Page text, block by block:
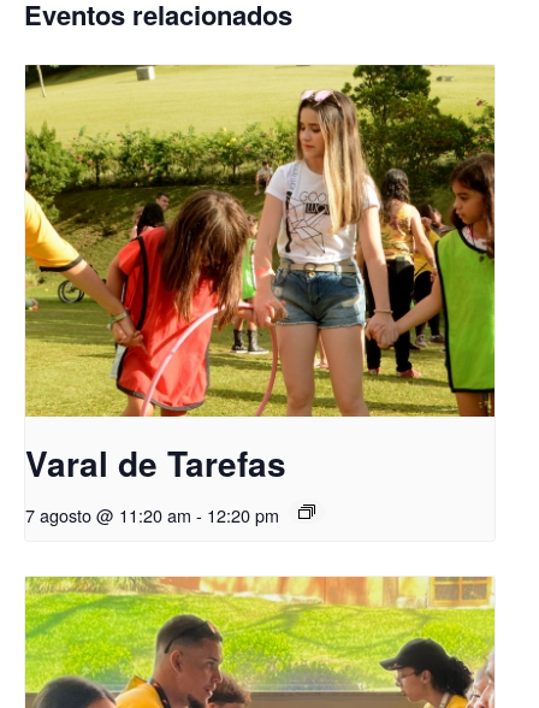
Eventos relacionados
Varal de Tarefas
7 agosto @ 11:20 am - 12:20 pm